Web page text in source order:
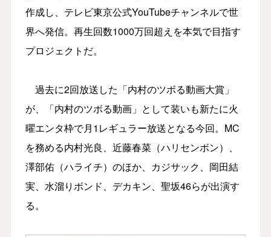
作成し、テレビ東京公式YouTubeチャンネルで世
界へ発信。再生回数1000万回超えを本気で目指す
プロジェクトだ。
過去に2回放送した「内村のツボる動画大賞」
が、「内村のツボる動画」として装いも新たに火
曜エンタ枠で月1レギュラー放送となる今回。MC
を務める内村光良、近藤春菜（ハリセンボン）、
澤部佑（ハライチ）のほか、カジサック、岡田結
実、水溜りボンド、デカキン、聖坂46らが出演す
る。